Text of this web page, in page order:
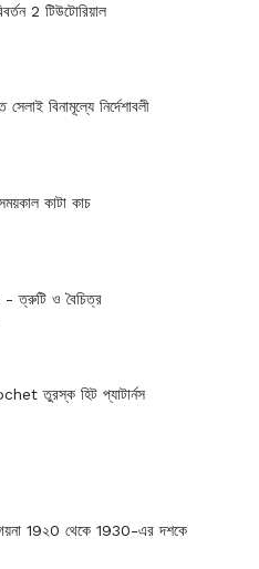
2 টিউটোরিয়াল
বিনামূল্যে নির্দেশাবলী
কাটা কাচ
- ত্রুটি ও বৈচিত্র
তুরস্ক হিট প্যাটার্নস
গয়না 19২0 থেকে 1930-এর দশকে